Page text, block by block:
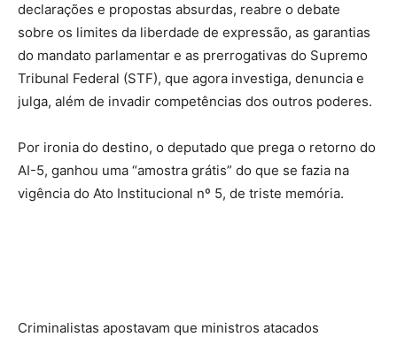
declarações e propostas absurdas, reabre o debate
sobre os limites da liberdade de expressão, as garantias
do mandato parlamentar e as prerrogativas do Supremo
Tribunal Federal (STF), que agora investiga, denuncia e
julga, além de invadir competências dos outros poderes.
Por ironia do destino, o deputado que prega o retorno do
AI-5, ganhou uma “amostra grátis” do que se fazia na
vigência do Ato Institucional nº 5, de triste memória.
Criminalistas apostavam que ministros atacados